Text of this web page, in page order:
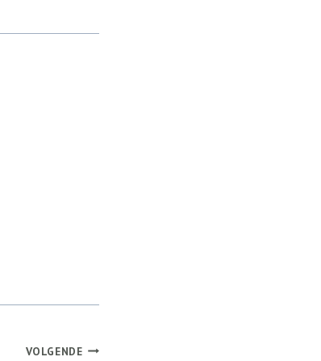
VOLGENDE